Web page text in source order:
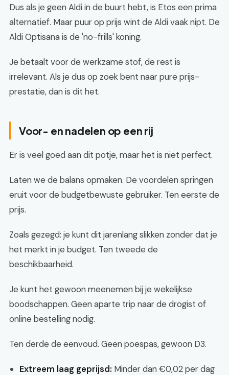
Dus als je geen Aldi in de buurt hebt, is Etos een prima
alternatief. Maar puur op prijs wint de Aldi vaak nipt. De
Aldi Optisana is de 'no-frills' koning.
Je betaalt voor de werkzame stof, de rest is
irrelevant. Als je dus op zoek bent naar pure prijs-
prestatie, dan is dit het.
Voor- en nadelen op een rij
Er is veel goed aan dit potje, maar het is niet perfect.
Laten we de balans opmaken. De voordelen springen
eruit voor de budgetbewuste gebruiker. Ten eerste de
prijs.
Zoals gezegd: je kunt dit jarenlang slikken zonder dat je
het merkt in je budget. Ten tweede de
beschikbaarheid.
Je kunt het gewoon meenemen bij je wekelijkse
boodschappen. Geen aparte trip naar de drogist of
online bestelling nodig.
Ten derde de eenvoud. Geen poespas, gewoon D3.
Extreem laag geprijsd: Minder dan €0,02 per dag